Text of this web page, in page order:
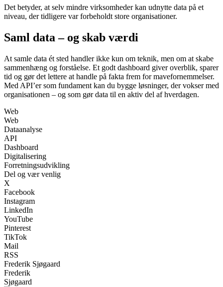
Det betyder, at selv mindre virksomheder kan udnytte data på et
niveau, der tidligere var forbeholdt store organisationer.
Saml data – og skab værdi
At samle data ét sted handler ikke kun om teknik, men om at skabe
sammenhæng og forståelse. Et godt dashboard giver overblik, sparer
tid og gør det lettere at handle på fakta frem for mavefornemmelser.
Med API’er som fundament kan du bygge løsninger, der vokser med
organisationen – og som gør data til en aktiv del af hverdagen.
Web
Web
Dataanalyse
API
Dashboard
Digitalisering
Forretningsudvikling
Del og vær venlig
X
Facebook
Instagram
LinkedIn
YouTube
Pinterest
TikTok
Mail
RSS
Frederik Sjøgaard
Frederik
Sjøgaard